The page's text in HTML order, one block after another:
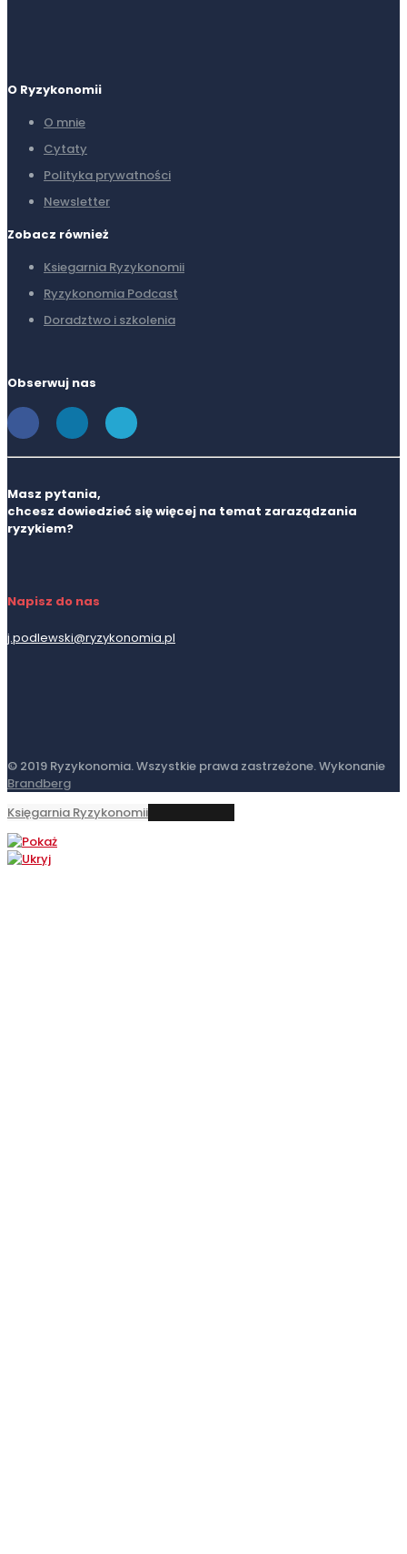
O Ryzykonomii
O mnie
Cytaty
Polityka prywatności
Newsletter
Zobacz również
Ksiegarnia Ryzykonomii
Ryzykonomia Podcast
Doradztwo i szkolenia
Obserwuj nas
Masz pytania,
chcesz dowiedzieć się więcej na temat zaraządzania
ryzykiem?
Napisz do nas
j.podlewski@ryzykonomia.pl
© 2019 Ryzykonomia. Wszystkie prawa zastrzeżone. Wykonanie
Brandberg
Księgarnia Ryzykonomii